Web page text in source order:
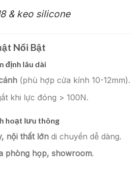
& keo silicone
Nổi Bật
định lâu dài
(phù hợp cửa kính 10-12mm).
khi lực đóng > 100N.
hoạt lưu thông
nội thất lớndi chuyển dễ dàng.
phòng họp, showroom.